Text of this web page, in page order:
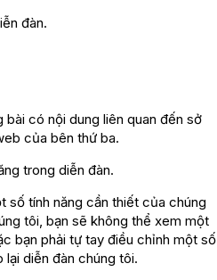
đàn.
có nội dung liên quan đến sở
của bên thứ ba.
trong diễn đàn.
số tính năng cần thiết của chúng
tôi, bạn sẽ không thể xem một
bạn phải tự tay điều chỉnh một số
diễn đàn chúng tôi.